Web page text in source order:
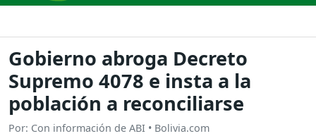
Gobierno abroga Decreto
Supremo 4078 e insta a la
población a reconciliarse
Por: Con información de ABI • Bolivia.com